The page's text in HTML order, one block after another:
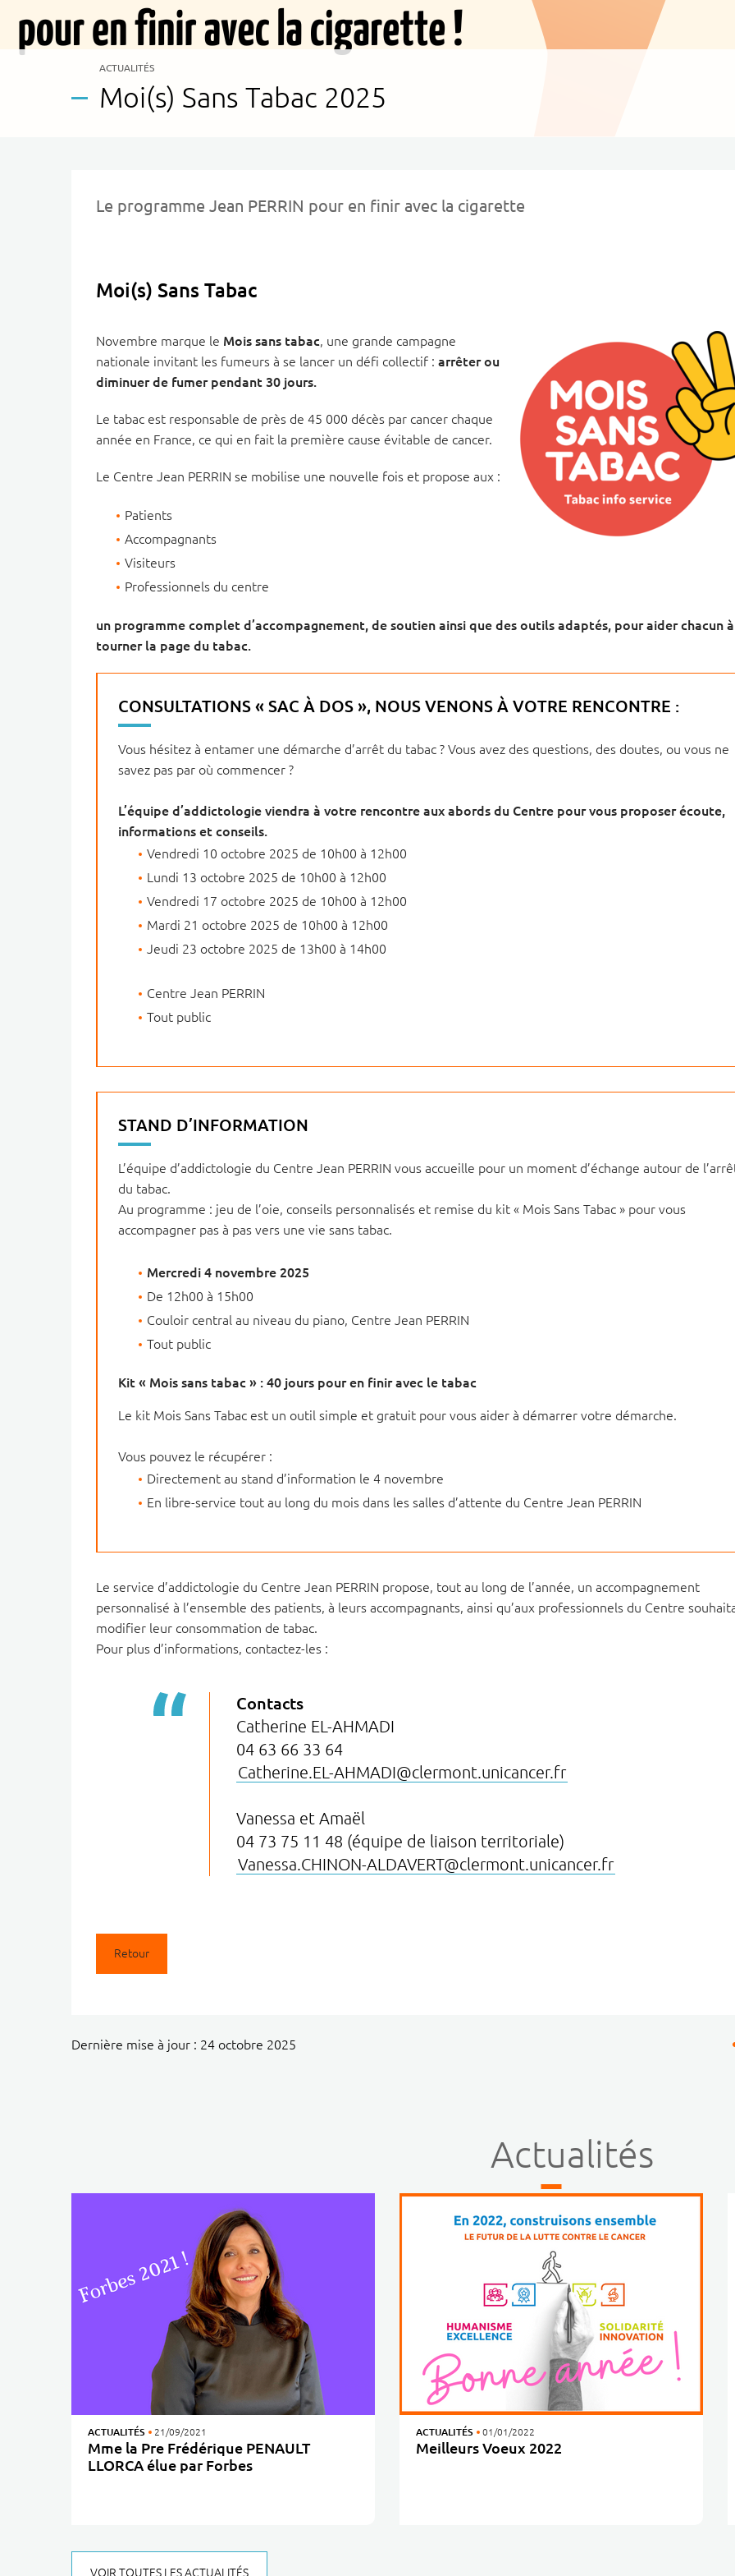
Moi(s) Sans Tabac 2025
CATÉGORIE(S) :
ACTUALITÉS
Le programme Jean PERRIN pour en finir avec la cigarette
Moi(s) Sans Tabac
Novembre marque le Mois sans tabac, une grande campagne
nationale invitant les fumeurs à se lancer un défi collectif : arrêter ou
diminuer de fumer pendant 30 jours.
Le tabac est responsable de près de 45 000 décès par cancer chaque
année en France, ce qui en fait la première cause évitable de cancer.
Le Centre Jean PERRIN se mobilise une nouvelle fois et propose aux :
Patients
Accompagnants
Visiteurs
Professionnels du centre
un programme complet d’accompagnement, de soutien ainsi que des outils adaptés, pour aider chacun à
tourner la page du tabac.
CONSULTATIONS « SAC À DOS », NOUS VENONS À VOTRE RENCONTRE :
Vous hésitez à entamer une démarche d’arrêt du tabac ? Vous avez des questions, des doutes, ou vous ne
savez pas par où commencer ?
L’équipe d’addictologie viendra à votre rencontre aux abords du Centre pour vous proposer écoute,
informations et conseils.
Vendredi 10 octobre 2025 de 10h00 à 12h00
Lundi 13 octobre 2025 de 10h00 à 12h00
Vendredi 17 octobre 2025 de 10h00 à 12h00
Mardi 21 octobre 2025 de 10h00 à 12h00
Jeudi 23 octobre 2025 de 13h00 à 14h00
Centre Jean PERRIN
Tout public
STAND D’INFORMATION
L’équipe d’addictologie du Centre Jean PERRIN vous accueille pour un moment d’échange autour de
du tabac.
Au programme : jeu de l’oie, conseils personnalisés et remise du kit « Mois Sans Tabac » pour vous
accompagner pas à pas vers une vie sans tabac.
Mercredi 4 novembre 2025
De 12h00 à 15h00
Couloir central au niveau du piano, Centre Jean PERRIN
Tout public
Kit « Mois sans tabac » : 40 jours pour en finir avec le tabac
Le kit Mois Sans Tabac est un outil simple et gratuit pour vous aider à démarrer votre démarche.
Vous pouvez le récupérer :
Directement au stand d’information le 4 novembre
En libre-service tout au long du mois dans les salles d’attente du Centre Jean PERRIN
Le service d’addictologie du Centre Jean PERRIN propose, tout au long de l’année, un accompagnement
personnalisé à l’ensemble des patients, à leurs accompagnants, ainsi qu’aux professionnels du Centre
modifier leur consommation de tabac.
Pour plus d’informations, contactez-les :
Contacts
Catherine EL-AHMADI
04 63 66 33 64
Catherine.EL-AHMADI@clermont.unicancer.fr
Vanessa et Amaël
04 73 75 11 48 (équipe de liaison territoriale)
Vanessa.CHINON-ALDAVERT@clermont.unicancer.fr
Retour
Dernière mise à jour : 24 octobre 2025
Actualités
Mme la Pre Frédérique PENAULT
LLORCA élue par Forbes
ACTUALITÉS 21/09/2021
Meilleurs Voeux 2022
ACTUALITÉS 01/01/2022
VOIR TOUTES LES ACTUALITÉS